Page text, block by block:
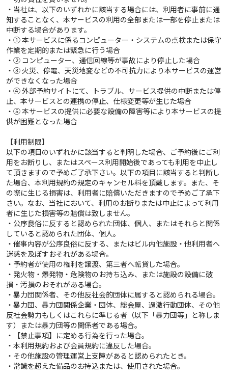
・当社は、以下のいずれかに該当する場合には、利用者に事前に通
知することなく、本サービスの利用の全部または一部を停止または
中断する場合があります。
・① 本サービスに係るコンピューター・システムの点検または保守
作業を定期的または緊急に行う場合
・② コンピューター、通信回線等が事故により停止した場合
・③ 火災、停電、天災地変などの不可抗力により本サービスの運営
ができなくなった場合
・④ 外部予約サイトにて、トラブル、サービス提供の中断または停
止、本サービスとの連携の停止、仕様変更等が生じた場合
・⑤ 本サービスの提供に必要な設備の障害等により本サービスの提
供が困難となった場合
【利用制限】
以下の項目のいずれかに該当すると判明した場合、ご予約後にご利
用をお断りし、またはスペース利用開始後であっても利用を中止し
て頂きますので予めご了承下さい。以下の項目に該当すると判断し
た場合、本利用規約の規定のキャンセル料を頂戴します。また、そ
の際に生じる損害は、利用者に賠償いただきますので予めご了承下
さい。なお、当社において、利用のお断りまたは中止によって利用
者に生じた損害等の賠償は致しません。
・公序良俗に反すると認められた団体、個人、またはそれらと関係
していると認められた団体、個人。
・催事内容が公序良俗に反する、またはビル内他施設・他利用者へ
迷惑を及ぼすおそれがある場合。
・予約者が使用の権利を譲渡、第三者へ転貸した場合。
・発火物・爆発物・危険物のお持ち込み、または施設の設備に破
損・汚損のおそれがある場合。
・暴力団関係者、その他反社会的団体に属すると認められる場合。
・暴力団、暴力団関係企業・団体、総会屋、過激行動団体、その他
反社会勢力もしくはこれらに準じる者（以下「暴力団等」と称しま
す）または暴力団等の関係者である場合。
・【禁止事項】に定める行為を行った場合。
・本利用規約および会員規約に違反した場合。
・その他施設の管理運営上支障があると認められたとき。
・常識を超えた備品のお持込または、使用された場合。